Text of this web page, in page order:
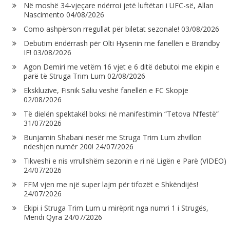
Në moshë 34-vjeçare ndërroi jetë luftëtari i UFC-së, Allan
Nascimento 04/08/2026
Como ashpërson rregullat për biletat sezonale! 03/08/2026
Debutim ëndërrash për Olti Hysenin me fanellën e Brøndby
IF! 03/08/2026
Agon Demiri me vetëm 16 vjet e 6 ditë debutoi me ekipin e
parë të Struga Trim Lum 02/08/2026
Ekskluzive, Fisnik Saliu veshë fanellën e FC Skopje
02/08/2026
Të dielën spektakël boksi në manifestimin “Tetova N’festë”
31/07/2026
Bunjamin Shabani nesër me Struga Trim Lum zhvillon
ndeshjen numër 200! 24/07/2026
Tikveshi e nis vrrullshëm sezonin e ri në Ligën e Parë (VIDEO)
24/07/2026
FFM vjen me një super lajm për tifozët e Shkëndijës!
24/07/2026
Ekipi i Struga Trim Lum u mirëprit nga numri 1 i Strugës,
Mendi Qyra 24/07/2026